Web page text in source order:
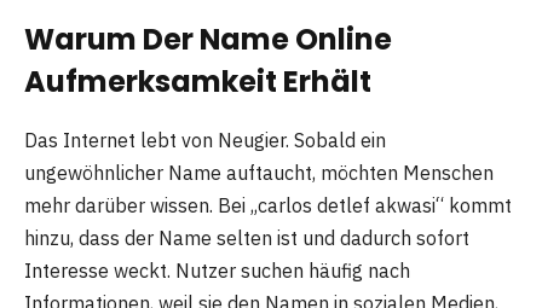
Warum Der Name Online
Aufmerksamkeit Erhält
Das Internet lebt von Neugier. Sobald ein
ungewöhnlicher Name auftaucht, möchten Menschen
mehr darüber wissen. Bei „carlos detlef akwasi“ kommt
hinzu, dass der Name selten ist und dadurch sofort
Interesse weckt. Nutzer suchen häufig nach
Informationen, weil sie den Namen in sozialen Medien,